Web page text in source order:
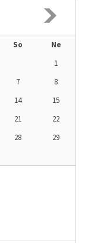
So
Ne
1
7
8
14
15
21
22
28
29